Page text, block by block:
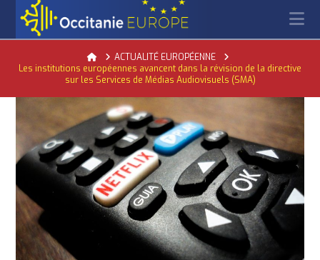
ACTUALITÉ DE L'UNION EUROPÉENNE, ACTUALITÉ DE LA REPRÉSENTATION D’OCCITANIE EUROPE, NUMÉRIQUE- DIGITAL
JUILLET 24, 2026
HomeACTUALITÉ EUROPÉENNE
Les institutions européennes avancent dans la révision de la directive
sur les Services de Médias Audiovisuels (SMA)